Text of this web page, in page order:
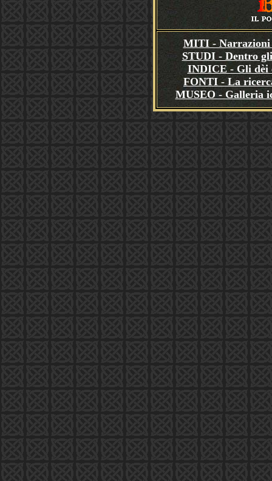
MITI - Narrazioni
STUDI - Dentro
INDICE - Gli dèi
FONTI - La
MUSEO - Galleria